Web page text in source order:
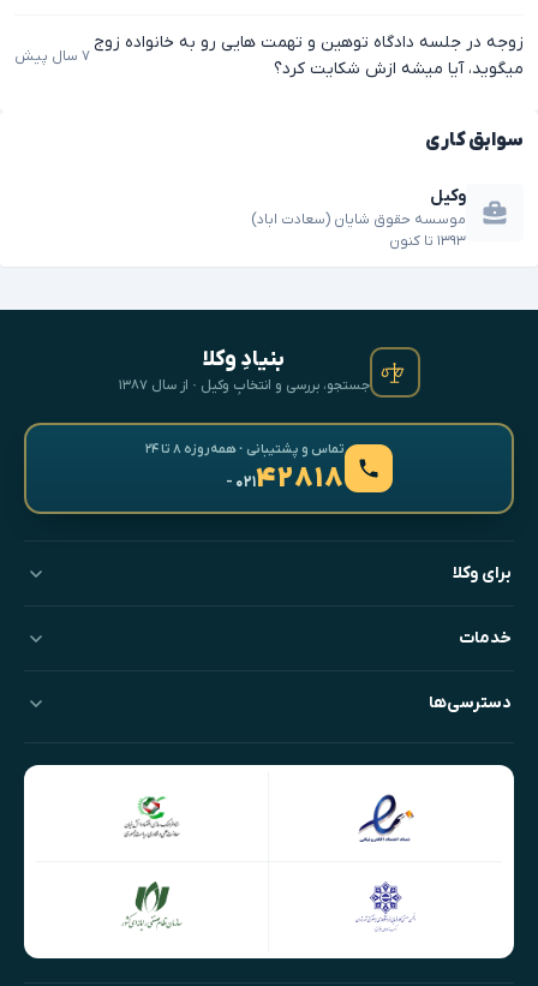
زوجه در جلسه دادگاه توهین و تهمت هایی رو به خانواده زوج
میگوید، آیا میشه ازش شکایت کرد؟
۷ سال پیش
سوابق کاری
وکیل
موسسه حقوق شایان (سعادت اباد)
۱۳۹۳ تا کنون
بنیادِ وکلا
جستجو، بررسی و انتخابِ وکیل · از سال ۱۳۸۷
تماس و پشتیبانی · همه‌روزه ۸ تا ۲۴
۴۲۸۱۸- ۰۲۱
برای وکلا
خدمات
دسترسی‌ها